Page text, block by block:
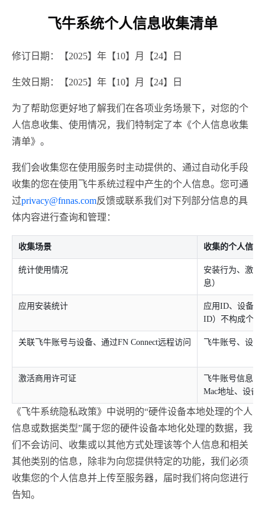
飞牛系统个人信息收集清单
修订日期：【2025】年【10】月【24】日
生效日期：【2025】年【10】月【24】日
为了帮助您更好地了解我们在各项业务场景下，对您的个
人信息收集、使用情况，我们特制定了本《个人信息收集
清单》。
我们会收集您在使用服务时主动提供的、通过自动化手段
收集的您在使用飞牛系统过程中产生的个人信息。您可通
过privacy@fnnas.com反馈或联系我们对下列部分信息的具
体内容进行查询和管理：
收集场景 收集的个人信息
统计使用情况
安装行为、激活
息）
应用安装统计
应用ID、设备信
ID）不构成个人
关联飞牛账号与设备、通过FN Connect远程访问 飞牛账号、设
激活商用许可证
飞牛账号信息
Mac地址、设备
《飞牛系统隐私政策》中说明的“硬件设备本地处理的个人
信息或数据类型”属于您的硬件设备本地化处理的数据，我
们不会访问、收集或以其他方式处理该等个人信息和相关
其他类别的信息，除非为向您提供特定的功能，我们必须
收集您的个人信息并上传至服务器，届时我们将向您进行
告知。